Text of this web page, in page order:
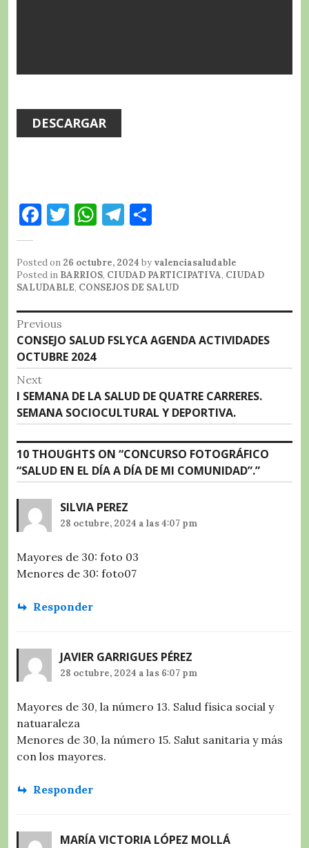
DESCARGAR
F
c
e
o
o
k
T
it
te
W
at
s
p
T
e
g
m
m
p
ir
Posted on 26 octubre, 2024 by valenciasaludable
Posted in BARRIOS, CIUDAD PARTICIPATIVA, CIUDAD
SALUDABLE, CONSEJOS DE SALUD
Navegación
de
entradas
Previous
Previous
post:
CONSEJO SALUD FSLYCA AGENDA ACTIVIDADES
OCTUBRE 2024
Next
Next
post:
I SEMANA DE LA SALUD DE QUATRE CARRERES.
SEMANA SOCIOCULTURAL Y DEPORTIVA.
10 THOUGHTS ON “CONCURSO FOTOGRÁFICO
“SALUD EN EL DÍA A DÍA DE MI COMUNIDAD”.”
SILVIA PEREZ
28 octubre, 2024 a las 4:07 pm
Mayores de 30: foto 03
Menores de 30: foto07
Responder
JAVIER GARRIGUES PÉREZ
28 octubre, 2024 a las 6:07 pm
Mayores de 30, la número 13. Salud física social y
natuaraleza
Menores de 30, la número 15. Salut sanitaria y más
con los mayores.
Responder
MARÍA VICTORIA LÓPEZ MOLLÁ